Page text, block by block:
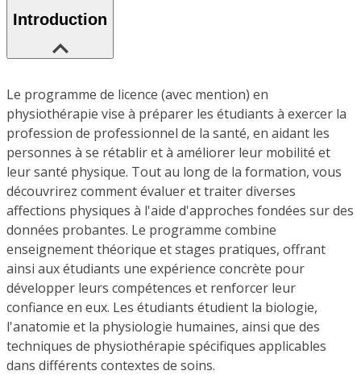
Introduction
Le programme de licence (avec mention) en
physiothérapie vise à préparer les étudiants à exercer la
profession de professionnel de la santé, en aidant les
personnes à se rétablir et à améliorer leur mobilité et
leur santé physique. Tout au long de la formation, vous
découvrirez comment évaluer et traiter diverses
affections physiques à l'aide d'approches fondées sur des
données probantes. Le programme combine
enseignement théorique et stages pratiques, offrant
ainsi aux étudiants une expérience concrète pour
développer leurs compétences et renforcer leur
confiance en eux. Les étudiants étudient la biologie,
l'anatomie et la physiologie humaines, ainsi que des
techniques de physiothérapie spécifiques applicables
dans différents contextes de soins.